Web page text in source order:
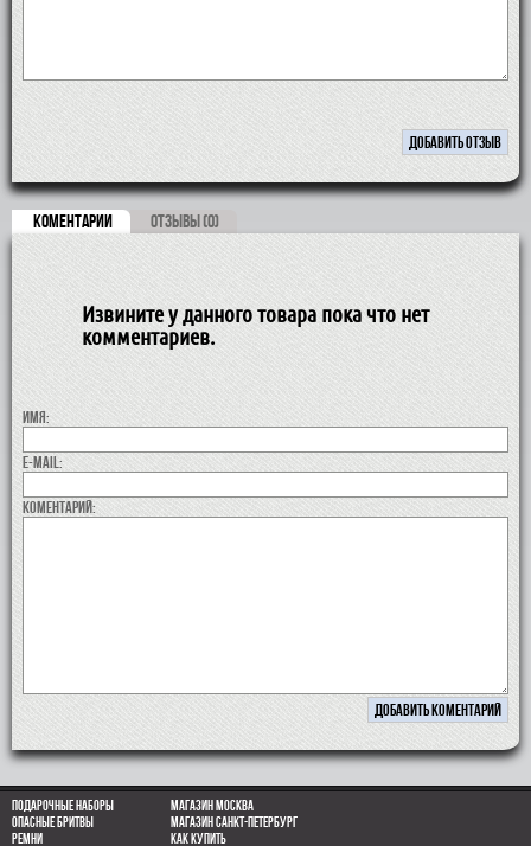
КОМЕНТАРИИ ОТЗЫВЫ (0)
Извините у данного товара пока что нет
комментариев.
Имя:
E-MAIL:
коментарий:
Подарочные наборы
Опасные бритвы
Ремни
Магазин Москва
Магазин Санкт-Петербург
Как купить